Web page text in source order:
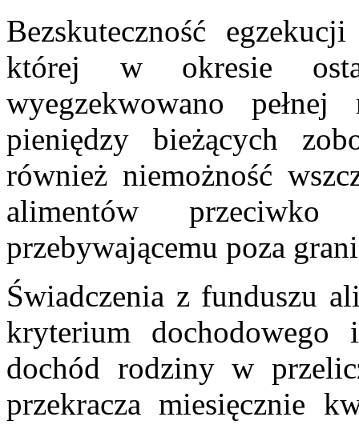
Bezskuteczność
której w okresie
wyegzekwowano
pieniędzy bieżących
również niemożność
alimentów przeciwko
przebywającemu poza
Świadczenia z funduszu
kryterium
dochód rodziny w
przekracza miesięcznie